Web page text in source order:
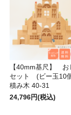
【40mm基尺】 お
セット (ビー玉10
積み木 40-31
24,796円(税込)